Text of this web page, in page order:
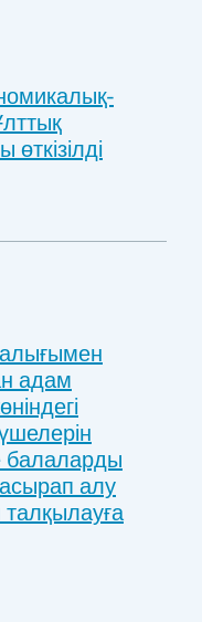
адам
балаларды
алу